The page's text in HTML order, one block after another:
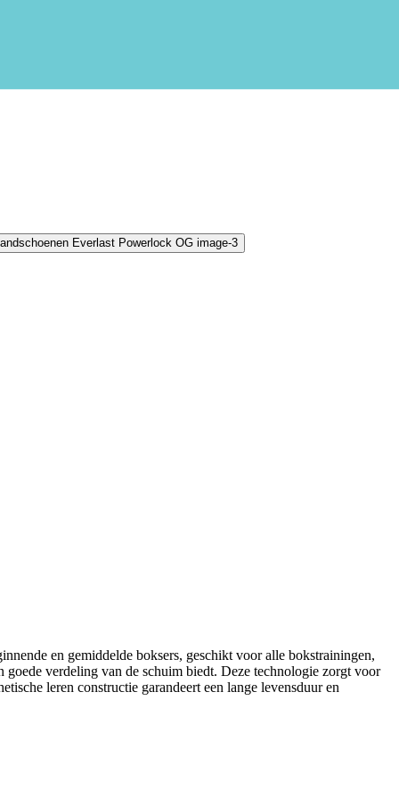
en gemiddelde boksers, geschikt voor alle bokstrainingen,
verdeling van de schuim biedt. Deze technologie zorgt voor
leren constructie garandeert een lange levensduur en